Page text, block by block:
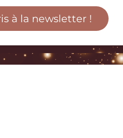
à la newsletter !